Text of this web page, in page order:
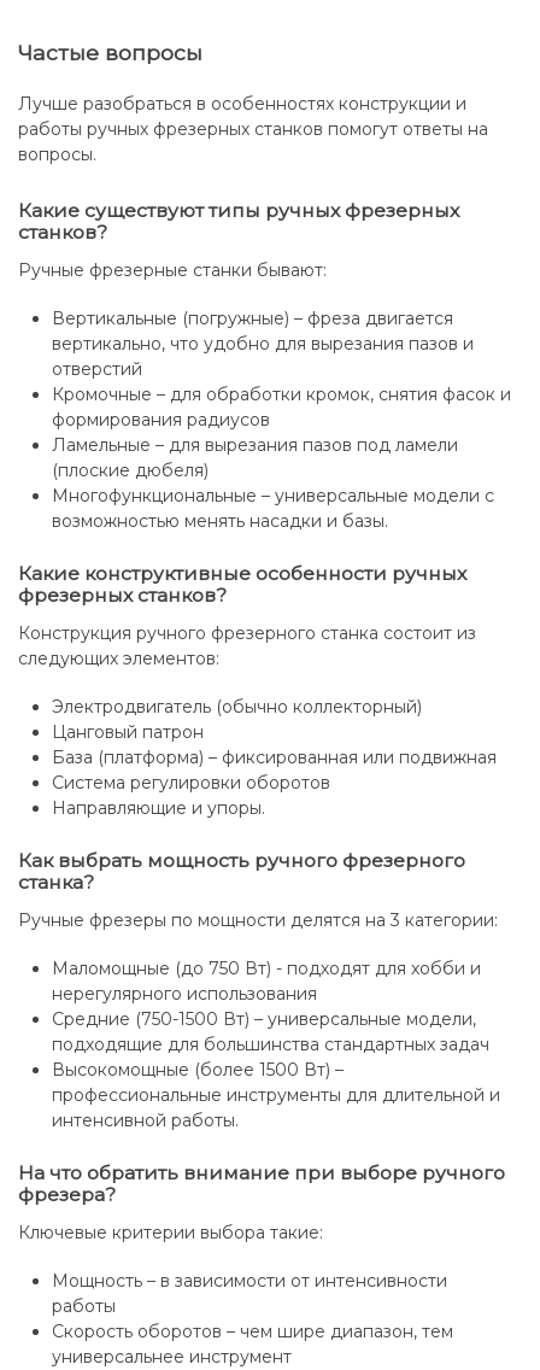
Частые вопросы
Лучше разобраться в особенностях конструкции и
работы ручных фрезерных станков помогут ответы на
вопросы.
Какие существуют типы ручных фрезерных
станков?
Ручные фрезерные станки бывают:
Вертикальные (погружные) – фреза двигается
вертикально, что удобно для вырезания пазов и
отверстий
Кромочные – для обработки кромок, снятия фасок и
формирования радиусов
Ламельные – для вырезания пазов под ламели
(плоские дюбеля)
Многофункциональные – универсальные модели с
возможностью менять насадки и базы.
Какие конструктивные особенности ручных
фрезерных станков?
Конструкция ручного фрезерного станка состоит из
следующих элементов:
Электродвигатель (обычно коллекторный)
Цанговый патрон
База (платформа) – фиксированная или подвижная
Система регулировки оборотов
Направляющие и упоры.
Как выбрать мощность ручного фрезерного
станка?
Ручные фрезеры по мощности делятся на 3 категории:
Маломощные (до 750 Вт) - подходят для хобби и
нерегулярного использования
Средние (750-1500 Вт) – универсальные модели,
подходящие для большинства стандартных задач
Высокомощные (более 1500 Вт) –
профессиональные инструменты для длительной и
интенсивной работы.
На что обратить внимание при выборе ручного
фрезера?
Ключевые критерии выбора такие:
Мощность – в зависимости от интенсивности
работы
Скорость оборотов – чем шире диапазон, тем
универсальнее инструмент